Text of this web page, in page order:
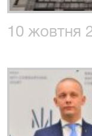
10 жовтня